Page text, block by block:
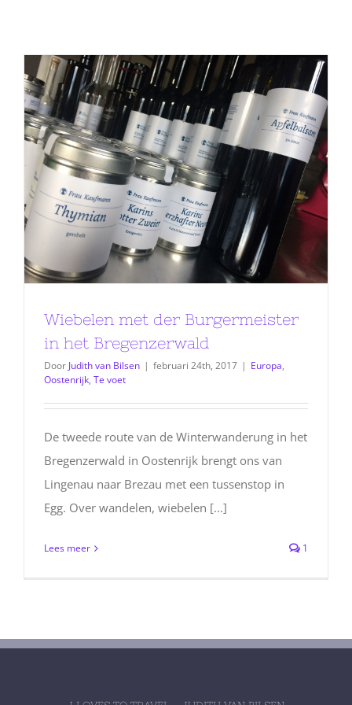
Wiebelen met der Burgermeister
in het Bregenzerwald
Door Judith van Bilsen | februari 24th, 2017 | Europa,
Oostenrijk, Te voet
De tweede route van de Winterwanderung in het
Bregenzerwald in Oostenrijk brengt ons van
Lingenau naar Brezau met een tussenstop in
Egg. Over wandelen, wiebelen [...]
Lees meer 1